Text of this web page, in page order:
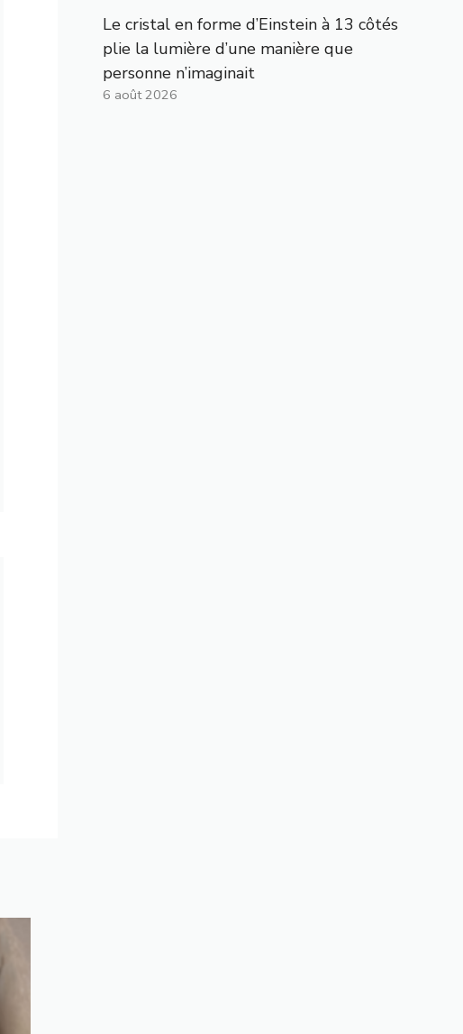
Le cristal en forme d’Einstein à 13 côtés
plie la lumière d’une manière que
personne n’imaginait
6 août 2026